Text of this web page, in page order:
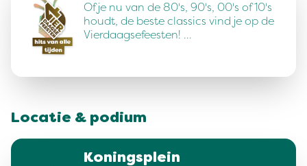
Of je nu van de 80's, 90's, 00's of 10's
houdt, de beste classics vind je op de
Vierdaagsefeesten! …
Locatie & podium
Koningsplein